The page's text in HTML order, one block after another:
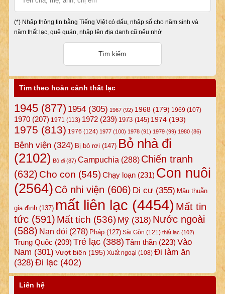
(*) Nhập thông tin bằng Tiếng Việt có dấu, nhập số cho năm sinh và
năm thất lạc, quê quán, nhập tên địa danh cũ nếu nhớ
Tìm theo hoàn cảnh thất lạc
1945(877) 1954(305) 1967(92) 1968(179) 1969 (107)
1970(207) 1971 (113) 1972(239) 1973(145) 1974(193)
1975 (813) 1976 (124) 1977(100) 1978(91) 1979(99) 1980(86)
Bệnh viện(324) Bị bỏ rơi (147) Bỏ nhà đi
(2102) Bỏ đi(87) Campuchia (288) Chiến tranh
(632) Cho con (545)Chạy loạn(231) Con nuôi
(2564) Cô nhi viện (606) Di cư(355) Mâu thuẫn
gia đình(137) mất liên lạc (4454) Mất tin
tức(591) Mất tích (536) Mỹ(318) Nước ngoài
(588) Nạn đói (278) Pháp(127) Sài Gòn (121) thất lạc (102)
Trung Quốc (209) Trẻ lạc(388) Tâm thần(223) Vào
Nam (301) Vượt biên (195) Xuất ngoại (108) Đi làm ăn
(328) Đi lạc(402)
Liên hệ